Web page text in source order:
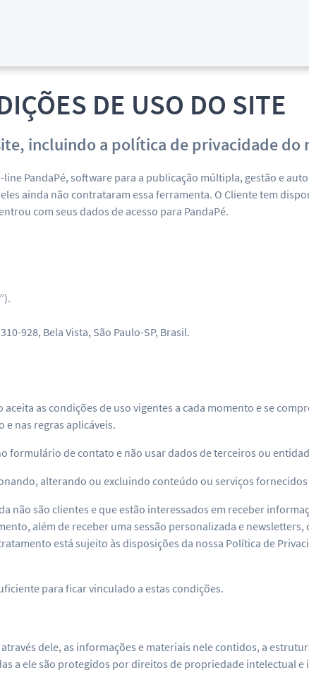
DE USO DO SITE
incluindo a política de privacidade do
PandaPé, software para a publicação múltipla, gestão e
eles ainda não contrataram essa ferramenta. O Cliente tem
com seus dados de acesso para PandaPé.
”).
928, Bela Vista, São Paulo-SP, Brasil.
as condições de uso vigentes a cada momento e se
nas regras aplicáveis.
de contato e não usar dados de terceiros ou
alterando ou excluindo conteúdo ou serviços
são clientes e que estão interessados em receber
além de receber uma sessão personalizada e newsletters,
está sujeito às disposições da nossa Política de
para ficar vinculado a estas condições.
dele, as informações e materiais nele contidos, a
a ele são protegidos por direitos de propriedade intelectual e